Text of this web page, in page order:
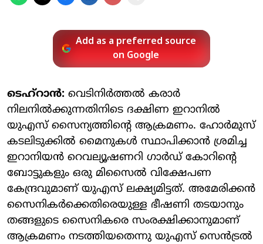
Add as a preferred source
on Google
ടെഹ്റാൻ: വെടിനിർത്തൽ കരാർ
നിലനിൽക്കുന്നതിനിടെ ദക്ഷിണ ഇറാനിൽ
യുഎസ് സൈന്യത്തിന്റെ ആക്രമണം. ഹോർമുസ്
കടലിടുക്കിൽ മൈനുകൾ സ്ഥാപിക്കാൻ ശ്രമിച്ച
ഇറാനിയൻ റെവല്യൂഷണറി ​ഗാർഡ് കോറിന്റെ
ബോട്ടുകളും ഒരു മിസൈൽ വിക്ഷേപണ
കേന്ദ്രവുമാണ് യുഎസ് ലക്ഷ്യമിട്ടത്. അമേരിക്കൻ
സൈനികർക്കെതിരെയുള്ള ഭീഷണി തടയാനും
തങ്ങളുടെ സൈനികരെ സംരക്ഷിക്കാനുമാണ്
ആക്രമണം നടത്തിയതെന്നു യുഎസ് സെൻട്രൽ